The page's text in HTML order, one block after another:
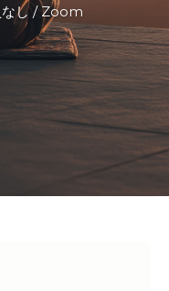
なし / Zoom